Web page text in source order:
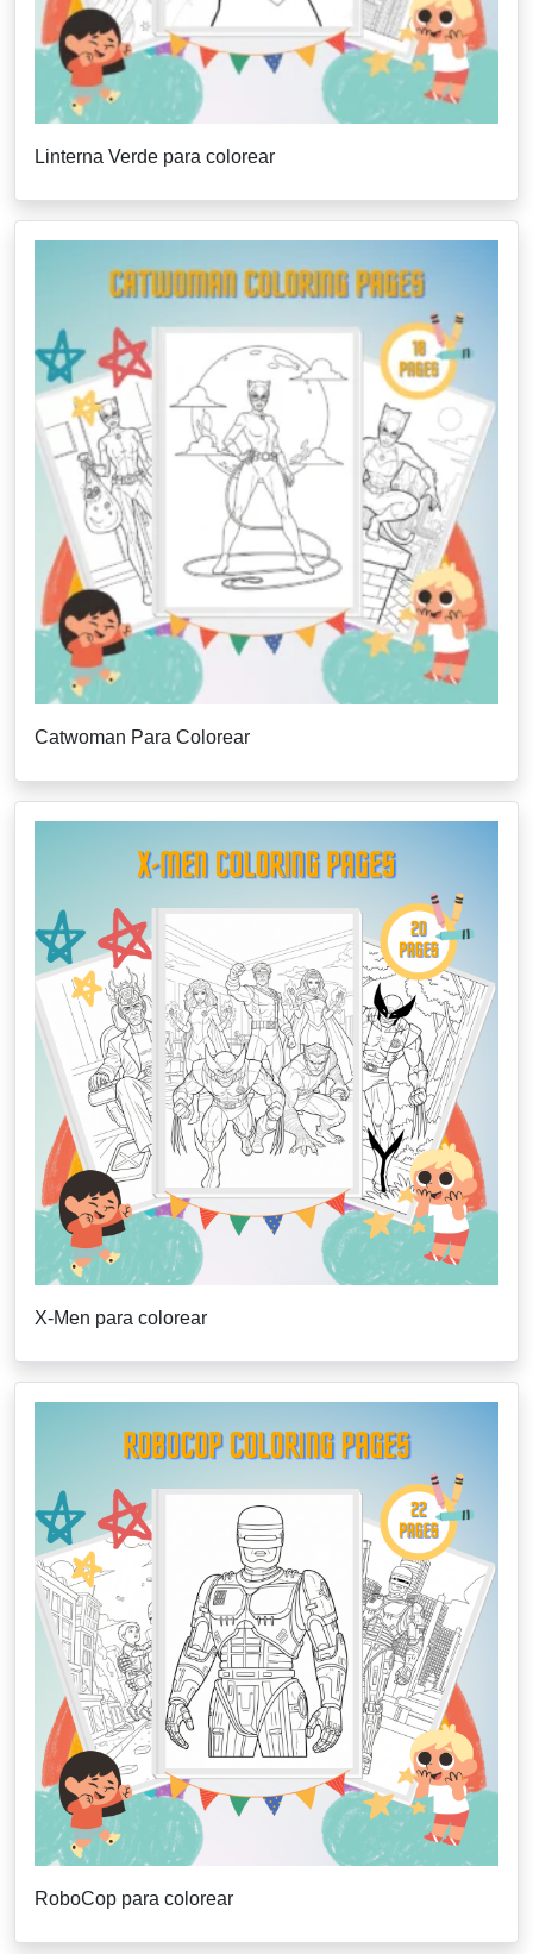
Linterna Verde para colorear
Catwoman Para Colorear
X-Men para colorear
RoboCop para colorear